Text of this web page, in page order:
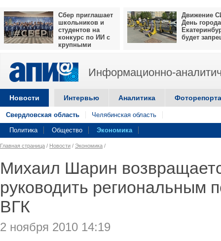
Сбер приглашает
школьников и
студентов на
конкурс по ИИ с
крупными
Движение
День города
будет
Информационно-
Новости Интервью Аналитика
Свердловская область Челябинская область
Политика Общество Экономика
Главная страница / Новости / Экономика /
Михаил Шарин
руководить региональным
ВГК
2 ноября 2010 14:19